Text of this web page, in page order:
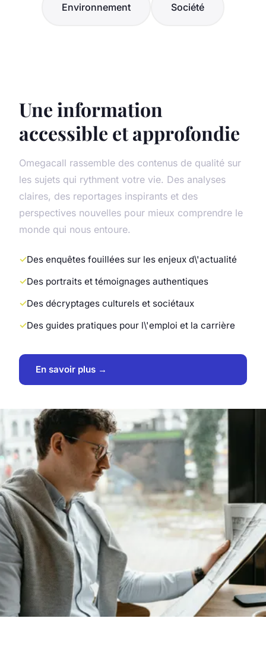
Environnement Société
Une information
accessible et approfondie
Omegacall rassemble des contenus de qualité sur
les sujets qui rythment votre vie. Des analyses
claires, des reportages inspirants et des
perspectives nouvelles pour mieux comprendre le
monde qui nous entoure.
Des enquêtes fouillées sur les enjeux d\'actualité
Des portraits et témoignages authentiques
Des décryptages culturels et sociétaux
Des guides pratiques pour l\'emploi et la carrière
En savoir plus →